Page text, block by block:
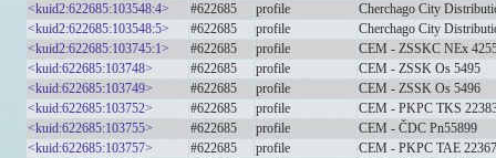
<kuid2:622685:103548:4>
#622685 profile
Cherchago City
<kuid2:622685:103548:5>
#622685 profile
Cherchago City
<kuid2:622685:103745:1>
#622685 profile
CEM - ZSSKC NEx
<kuid:622685:103748>
#622685 profile
CEM - ZSSK Os 5495
<kuid:622685:103749>
#622685 profile
CEM - ZSSK Os 5496
<kuid:622685:103752>
#622685 profile
CEM - PKPC TKS
<kuid:622685:103755>
#622685 profile
CEM - ČDC Pn55899
<kuid:622685:103757>
#622685 profile
CEM - PKPC TAE